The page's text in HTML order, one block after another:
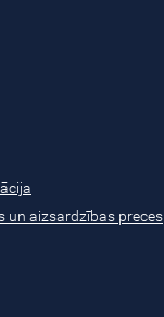
un aizsardzības preces